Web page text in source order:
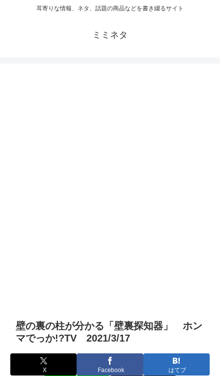
耳寄りな情報、ネタ、話題の商品などを書き綴るサイト
ミミネタ
壁の裏の柱が分かる「壁裏探知器」 ホン
マでっか!?TV 2021/3/17
X Facebook はてブ